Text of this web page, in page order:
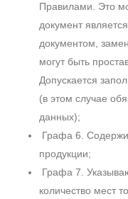
Правилами. Это
документ
документом,
могут быть
Допускается
(в этом случае
данных);
Графа 6.
продукции;
Графа 7.
количество мест